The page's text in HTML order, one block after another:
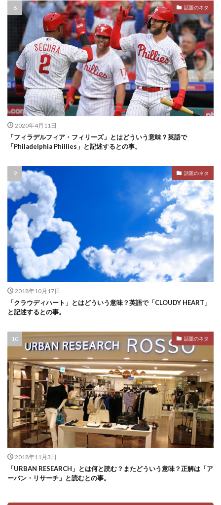
話題のネタ
2020年4月11日
「フィラデルフィア・フィリーズ」とはどういう意味？英語で
「Philadelphia Phillies」と記述するとの事。
話題のネタ
2018年10月17日
「クラウディハート」とはどういう意味？英語で「CLOUDY HEART」
と記述するとの事。
話題のネタ
2018年11月3日
「URBAN RESEARCH」とは何と読む？またどういう意味？正解は「ア
ーバン・リサーチ」と読むとの事。